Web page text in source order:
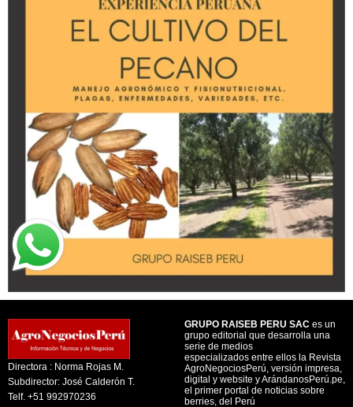
Directora : Norma Rojas M.
Subdirector: José Calderón T.
Telf. +51 992970236
GRUPO RAISEB PERU SAC es un
grupo editorial que desarrolla una
serie de medios
especializados entre ellos la Revista
AgroNegociosPerú, versión impresa,
digital y website y ArándanosPerú.pe,
el primer portal de noticias sobre
berries, del Perú